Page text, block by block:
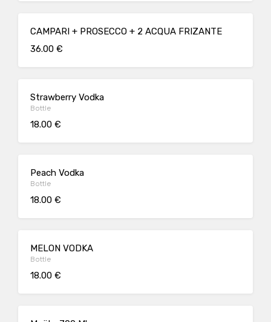
CAMPARI + PROSECCO + 2 ACQUA FRIZANTE
36.00 €
Strawberry Vodka
Bottle
18.00 €
Peach Vodka
Bottle
18.00 €
MELON VODKA
Bottle
18.00 €